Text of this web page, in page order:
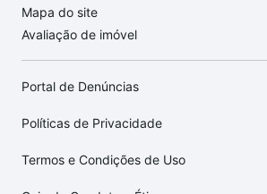
Mapa do site
Avaliação de imóvel
Portal de Denúncias
Políticas de Privacidade
Termos e Condições de Uso